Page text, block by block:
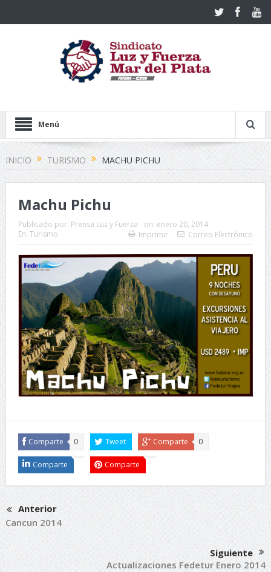
Menú
INICIO TURISMO MACHU PICHU
Machu Pichu
Publicado por: Prensa Luz y Fuerza on: enero 20, 2014
En: Turismo Imprimir Correo Electrónico
Comparte 0 Tweet Comparte 0
Comparte Comparte
Anterior
Cancun 2014
Siguiente
Actualizaciones Fedetur Enero 2014